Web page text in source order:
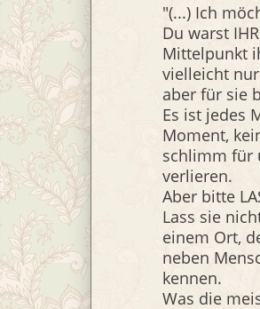
"(...) Ich
Du warst
Mittelpunkt
vielleicht
aber für sie
Es ist jedes
Moment,
schlimm für
verlieren.
Aber bitte
Lass sie
einem Ort,
neben
kennen.
Was die